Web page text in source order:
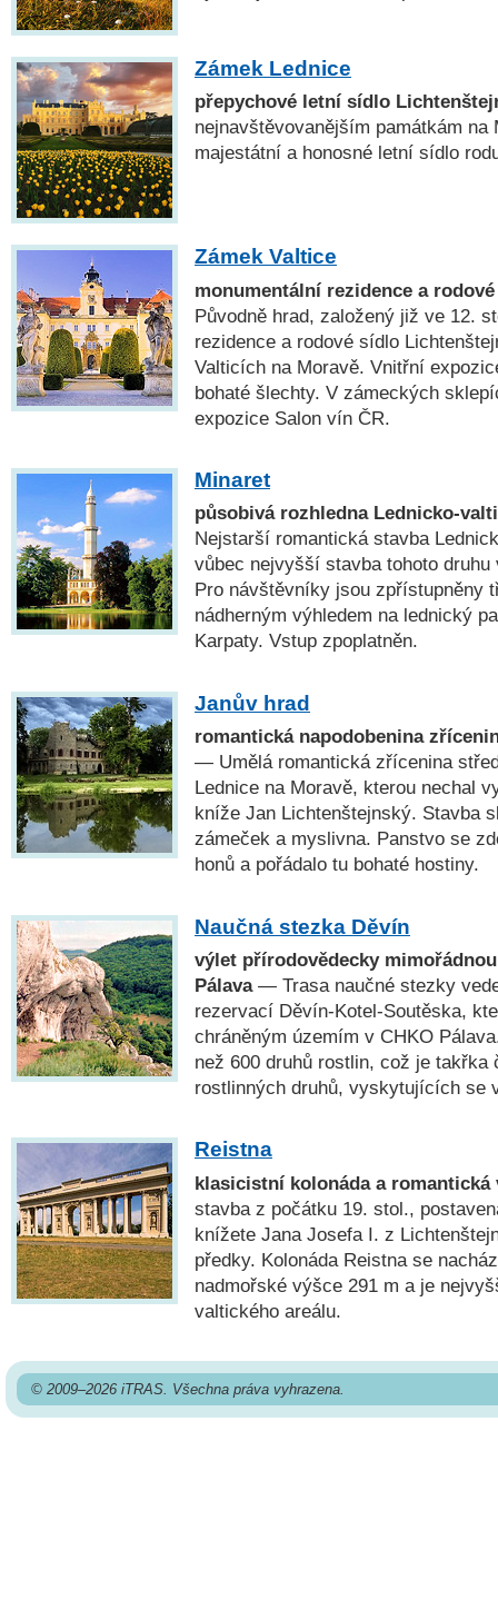
Zámek Lednice
přepychové letní sídlo
nejnavštěvovanějším památkám na
majestátní a honosné letní sídlo
Zámek Valtice
monumentální rezidence a
Původně hrad, založený již ve 12.
rezidence a rodové sídlo
Valticích na Moravě. Vnitřní
bohaté šlechty. V zámeckých
expozice Salon vín ČR.
Minaret
působivá rozhledna Lednicko-
Nejstarší romantická stavba
vůbec nejvyšší stavba tohoto
Pro návštěvníky jsou zpřístupněny
nádherným výhledem na lednický
Karpaty. Vstup zpoplatněn.
Janův hrad
romantická napodobenina
— Umělá romantická zřícenina
Lednice na Moravě, kterou nechal
kníže Jan Lichtenštejnský. Stavba
zámeček a myslivna. Panstvo se
honů a pořádalo tu bohaté hostiny.
Naučná stezka Děvín
výlet přírodovědecky
Pálava— Trasa naučné stezky
rezervací Děvín-Kotel-Soutěska,
chráněným územím v CHKO
než 600 druhů rostlin, což je takřka
rostlinných druhů, vyskytujících se
Reistna
klasicistní kolonáda a romantická
stavba z počátku 19. stol.,
knížete Jana Josefa I. z
předky. Kolonáda Reistna se
nadmořské výšce 291 m a je
valtického areálu.
© 2009–2026 iTRAS. Všechna práva vyhrazena.